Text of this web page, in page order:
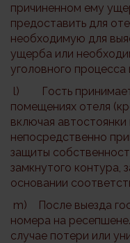
причиненном ему
предоставить для
необходимую для
ущерба или
уголовного
l) Гость принимает
помещениях отеля
включая
непосредственно
защиты
замкнутого контура,
основании
m) После выезда
номера на
случае потери или